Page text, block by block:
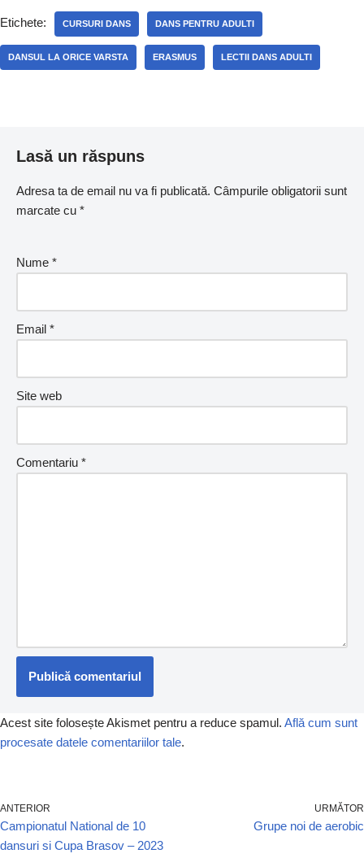
Etichete: CURSURI DANS DANS PENTRU ADULTI
DANSUL LA ORICE VARSTA ERASMUS LECTII DANS ADULTI
Lasă un răspuns
Adresa ta de email nu va fi publicată. Câmpurile obligatorii sunt
marcate cu *
Nume *
Email *
Site web
Comentariu *
Acest site folosește Akismet pentru a reduce spamul. Află cum sunt
procesate datele comentariilor tale.
ANTERIOR
Campionatul National de 10
dansuri si Cupa Brasov – 2023
URMĂTOR
Grupe noi de aerobic